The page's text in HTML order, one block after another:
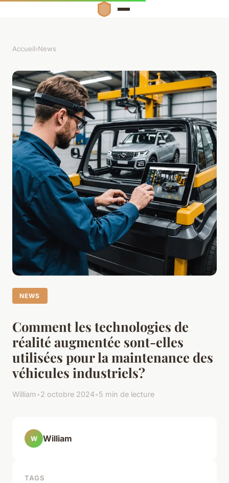
Accueil›News
NEWS
Comment les technologies de
réalité augmentée sont-elles
utilisées pour la maintenance des
véhicules industriels?
William•2 octobre 2024•5 min de lecture
W William
TAGS